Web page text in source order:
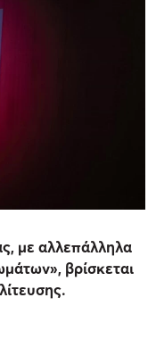
με αλλεπάλληλα
βρίσκεται